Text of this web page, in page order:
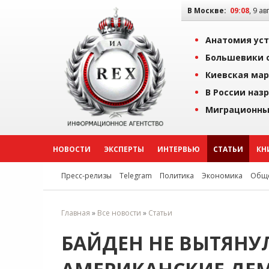
В Москве: 09:08, 9
Анатомия
Большевики
Киевская
В России
НОВОСТИ ЭКСПЕРТЫ ИНТЕРВЬЮ СТАТЬИ
Пресс-релизы Telegram Политика Экономика
Главная » Все новости » Статьи
БАЙДЕН НЕ